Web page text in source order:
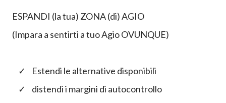
ESPANDI (la tua) ZONA (di) AGIO
(Impara a sentirti a tuo Agio OVUNQUE)
✓ Estendi le alternative disponibili
✓ distendi i margini di autocontrollo